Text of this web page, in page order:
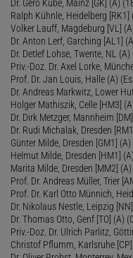
Dr. Gero Kube, Mainz [GK] (A)
Ralph Kühnle, Heidelberg [RK1]
Volker Lauff, Magdeburg [VL]
Dr. Anton Lerf, Garching [AL1]
Dr. Detlef Lohse, Twente, NL
Priv.-Doz. Dr. Axel Lorke,
Prof. Dr. Jan Louis, Halle (A)
Dr. Andreas Markwitz, Lower
Holger Mathiszik, Celle [HM3]
Dr. Dirk Metzger, Mannheim
Dr. Rudi Michalak, Dresden
Günter Milde, Dresden [GM1] (A)
Helmut Milde, Dresden [HM1]
Marita Milde, Dresden [MM2]
Prof. Dr. Andreas Müller, Trier
Prof. Dr. Karl Otto Münnich,
Dr. Nikolaus Nestle, Leipzig
Dr. Thomas Otto, Genf [TO] (A)
Priv.-Doz. Dr. Ulrich Parlitz,
Christof Pflumm, Karlsruhe